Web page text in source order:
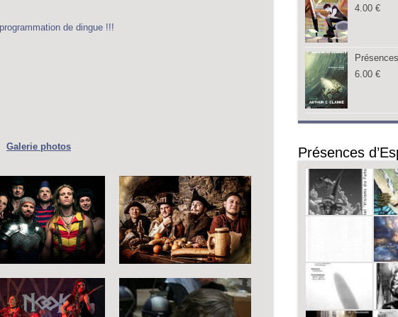
de dingue !!!
Galerie photos
4.00 €
6.00 €
Présences